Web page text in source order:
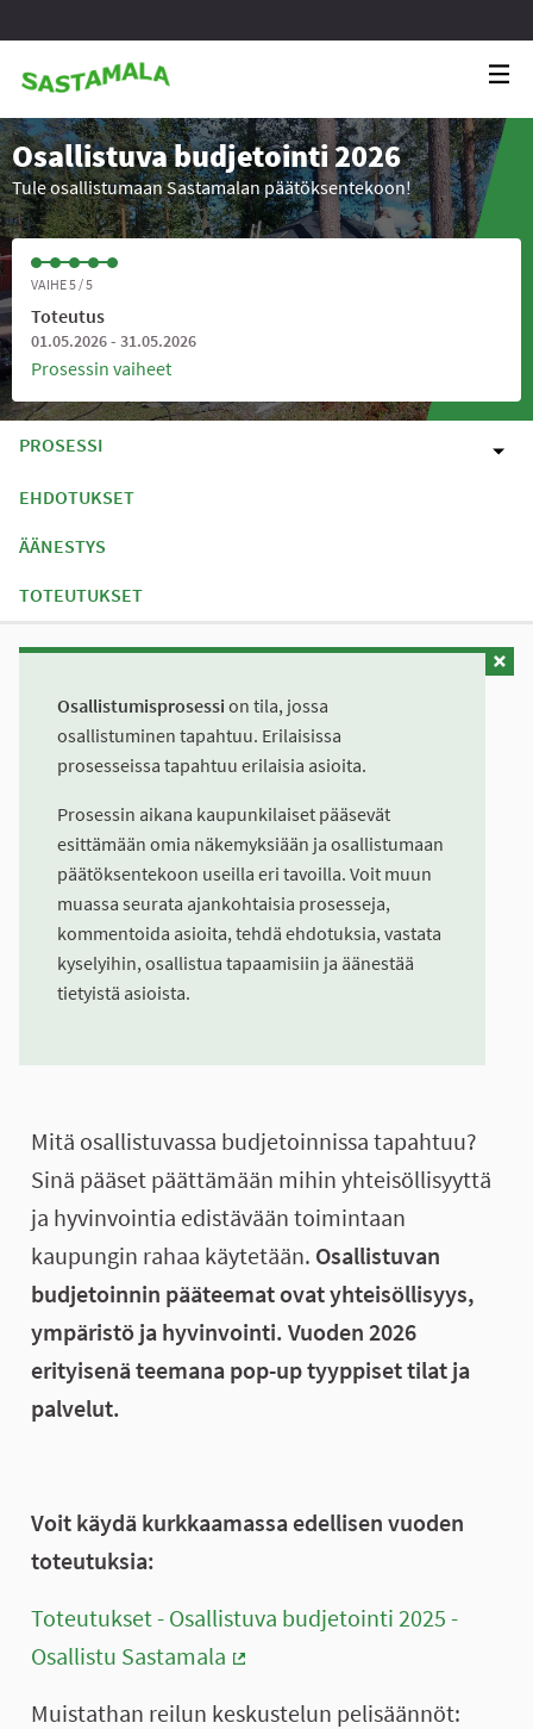
Osallistuva budjetointi 2026
Tule osallistumaan Sastamalan päätöksentekoon!
VAIHE 5 / 5
Toteutus
01.05.2026 - 31.05.2026
Prosessin vaiheet
PROSESSI
EHDOTUKSET
ÄÄNESTYS
TOTEUTUKSET
Osallistumisprosessi on tila, jossa
osallistuminen tapahtuu. Erilaisissa
prosesseissa tapahtuu erilaisia asioita.
Prosessin aikana kaupunkilaiset pääsevät
esittämään omia näkemyksiään ja osallistumaan
päätöksentekoon useilla eri tavoilla. Voit muun
muassa seurata ajankohtaisia prosesseja,
kommentoida asioita, tehdä ehdotuksia, vastata
kyselyihin, osallistua tapaamisiin ja äänestää
tietyistä asioista.
Tietoa tästä prosessista
Mitä osallistuvassa budjetoinnissa tapahtuu?
Sinä pääset päättämään mihin yhteisöllisyyttä
ja hyvinvointia edistävään toimintaan
kaupungin rahaa käytetään. Osallistuvan
budjetoinnin pääteemat ovat yhteisöllisyys,
ympäristö ja hyvinvointi. Vuoden 2026
erityisenä teemana pop-up tyyppiset tilat ja
palvelut.
Voit käydä kurkkaamassa edellisen vuoden
toteutuksia:
Toteutukset - Osallistuva budjetointi 2025 -
Osallistu Sastamala
Muistathan reilun keskustelun pelisäännöt: